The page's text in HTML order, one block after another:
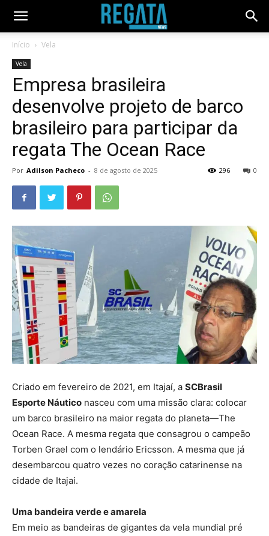
Início Vela
Vela
Empresa brasileira
desenvolve projeto de barco
brasileiro para participar da
regata The Ocean Race
Por Adilson Pacheco - 8 de agosto de 2025 0
296
Criado em fevereiro de 2021, em Itajaí, a SCBrasil
Esporte Náutico nasceu com uma missão clara: colocar
um barco brasileiro na maior regata do planeta—The
Ocean Race. A mesma regata que consagrou o campeão
Torben Grael com o lendário Ericsson. A mesma que já
desembarcou quatro vezes no coração catarinense na
cidade de Itajai.
Uma bandeira verde e amarela
Em meio as bandeiras de gigantes da vela mundial pré